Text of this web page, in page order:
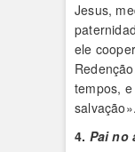
Jesus,
ele
tempos,
salvação».
4. Pai no